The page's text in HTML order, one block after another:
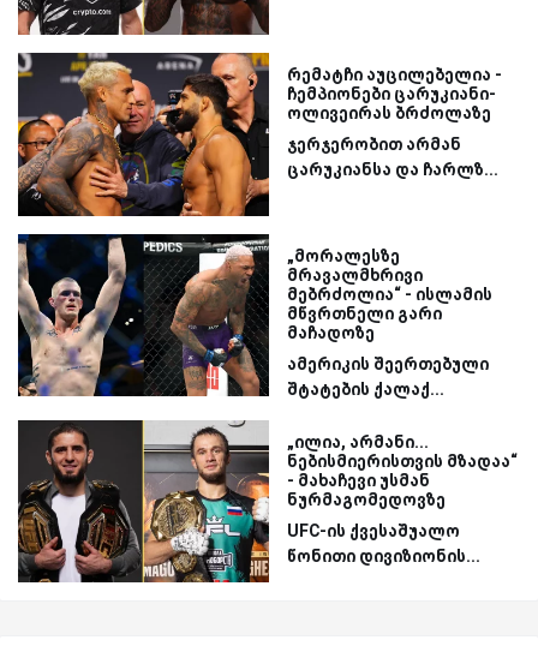
რემატჩი აუცილებელია -
ჩემპიონები ცარუკიანი-
ოლივეირას ბრძოლაზე
ჯერჯერობით არმან
ცარუკიანსა და ჩარლზ...
„მორალესზე
მრავალმხრივი
მებრძოლია“ - ისლამის
მწვრთნელი გარი
მაჩადოზე
ამერიკის შეერთებული
შტატების ქალაქ...
„ილია, არმანი...
ნებისმიერისთვის მზადაა“
- მახაჩევი უსმან
ნურმაგომედოვზე
UFC-ის ქვესაშუალო
წონითი დივიზიონის...